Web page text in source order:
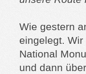
Wie gestern
eingelegt.
National
und dann